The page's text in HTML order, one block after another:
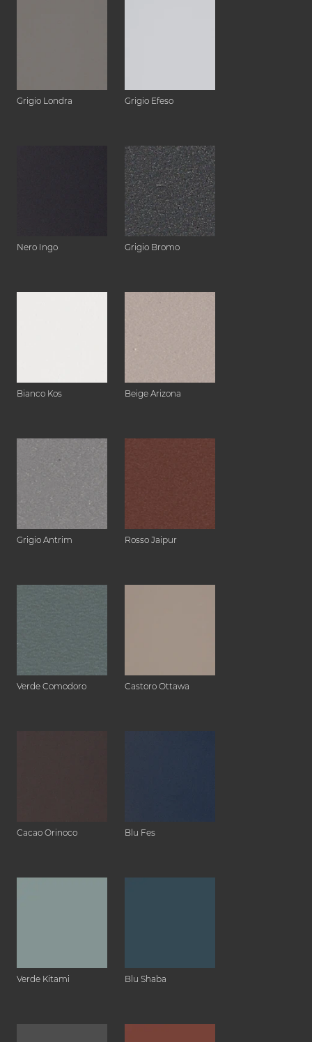
Grigio Londra Grigio Efeso
Nero Ingo Grigio Bromo
Bianco Kos Beige Arizona
Grigio Antrim Rosso Jaipur
Verde Comodoro Castoro Ottawa
Cacao Orinoco Blu Fes
Verde Kitami Blu Shaba